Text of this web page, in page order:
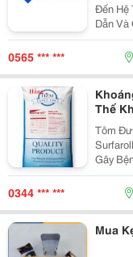
Đến Hệ
Dẫn
Mật
Nhiều
0565 *** ***
Thế
Tôm
Gây
Cho
0344 *** ***
Mua